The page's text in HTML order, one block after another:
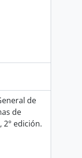
de
de
2° edición.